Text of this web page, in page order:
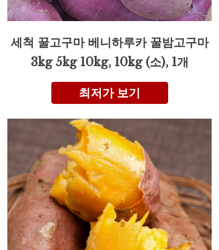
세척 꿀고구마 베니하루카 꿀밤고구마
3kg 5kg 10kg, 10kg (소), 1개
최저가 보기